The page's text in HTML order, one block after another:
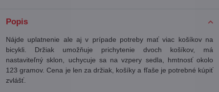
Popis
Nájde uplatnenie ale aj v prípade potreby mať viac košíkov na
bicykli. Držiak umožňuje prichytenie dvoch košíkov, má
nastaviteľný sklon, uchycuje sa na vzpery sedla, hmtnosť okolo
123 gramov. Cena je len za držiak, košíky a fľaše je potrebné kúpiť
zvlášť.